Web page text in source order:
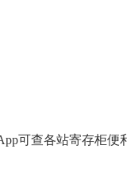
可查各站寄存柜便